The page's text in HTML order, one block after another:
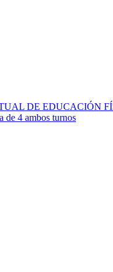
DE EDUCACIÓN
de 4 ambos turnos